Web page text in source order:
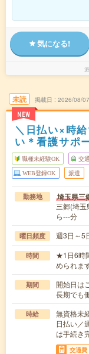
気になる!
未読
NEW
掲載日 2026/08/07
＼日払い×時
い＊看護サポ
職種未経験OK 交
WEB登録OK 派遣
勤務地 埼玉県三
三郷(埼
ら---分
曜日頻度 週3日～
時間
★1日6時
められま
期間
開始日は
長期でも
時給
無資格未
日払い／
は手続き
交通費